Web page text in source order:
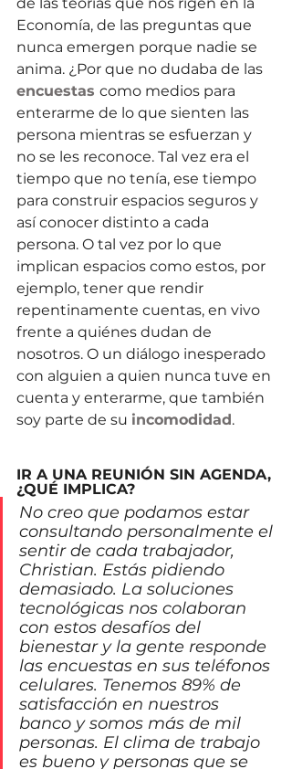
Economía, de las preguntas que
nunca emergen porque nadie se
anima. ¿Por que no dudaba de las
encuestas como medios para
enterarme de lo que sienten las
persona mientras se esfuerzan y
no se les reconoce. Tal vez era el
tiempo que no tenía, ese tiempo
para construir espacios seguros y
así conocer distinto a cada
persona. O tal vez por lo que
implican espacios como estos, por
ejemplo, tener que rendir
repentinamente cuentas, en vivo
frente a quiénes dudan de
nosotros. O un diálogo inesperado
con alguien a quien nunca tuve en
cuenta y enterarme, que también
soy parte de su incomodidad.
IR A UNA REUNIÓN SIN AGENDA,
¿QUÉ IMPLICA?
No creo que podamos estar
consultando personalmente el
sentir de cada trabajador,
Christian. Estás pidiendo
demasiado. La soluciones
tecnológicas nos colaboran
con estos desafíos del
bienestar y la gente responde
las encuestas en sus teléfonos
celulares. Tenemos 89% de
satisfacción en nuestros
banco y somos más de mil
personas. El clima de trabajo
es bueno y personas que se